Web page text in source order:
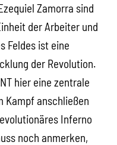
Zamorra sind
der Arbeiter und
Feldes ist eine
der Revolution.
hier eine zentrale
Kampf anschließen
Inferno
noch anmerken,